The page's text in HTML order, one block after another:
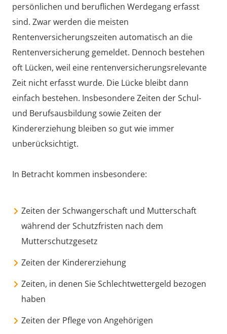
persönlichen und beruflichen Werdegang erfasst
sind. Zwar werden die meisten
Rentenversicherungszeiten automatisch an die
Rentenversicherung gemeldet. Dennoch bestehen
oft Lücken, weil eine rentenversicherungsrelevante
Zeit nicht erfasst wurde. Die Lücke bleibt dann
einfach bestehen. Insbesondere Zeiten der Schul-
und Berufsausbildung sowie Zeiten der
Kindererziehung bleiben so gut wie immer
unberücksichtigt.
In Betracht kommen insbesondere:
Zeiten der Schwangerschaft und Mutterschaft
während der Schutzfristen nach dem
Mutterschutzgesetz
Zeiten der Kindererziehung
Zeiten, in denen Sie Schlechtwettergeld bezogen
haben
Zeiten der Pflege von Angehörigen